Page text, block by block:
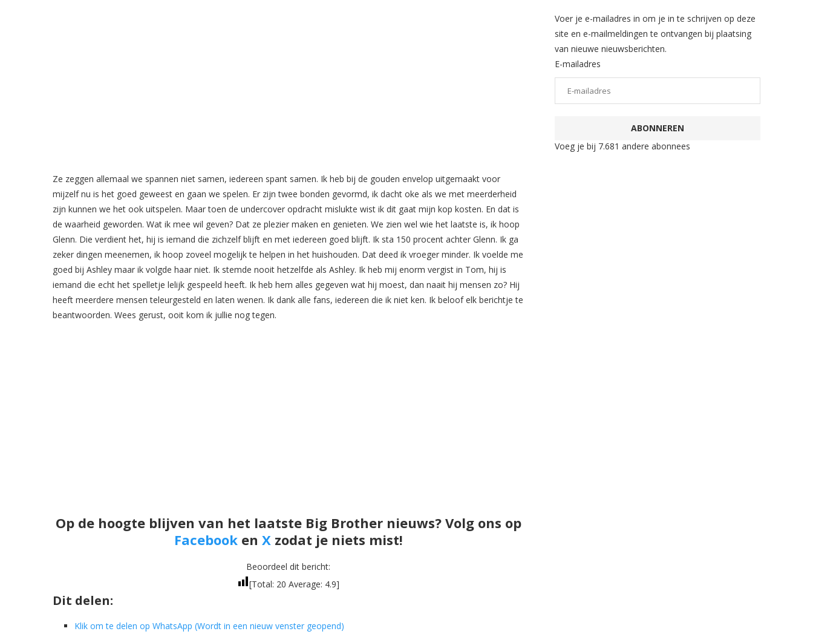
Ze zeggen allemaal we spannen niet samen, iedereen spant samen. Ik heb bij de gouden envelop uitgemaakt voor
mijzelf nu is het goed geweest en gaan we spelen. Er zijn twee bonden gevormd, ik dacht oke als we met meerderheid
zijn kunnen we het ook uitspelen. Maar toen de undercover opdracht mislukte wist ik dit gaat mijn kop kosten. En dat is
de waarheid geworden. Wat ik mee wil geven? Dat ze plezier maken en genieten. We zien wel wie het laatste is, ik hoop
Glenn. Die verdient het, hij is iemand die zichzelf blijft en met iedereen goed blijft. Ik sta 150 procent achter Glenn. Ik ga
zeker dingen meenemen, ik hoop zoveel mogelijk te helpen in het huishouden. Dat deed ik vroeger minder. Ik voelde me
goed bij Ashley maar ik volgde haar niet. Ik stemde nooit hetzelfde als Ashley. Ik heb mij enorm vergist in Tom, hij is
iemand die echt het spelletje lelijk gespeeld heeft. Ik heb hem alles gegeven wat hij moest, dan naait hij mensen zo? Hij
heeft meerdere mensen teleurgesteld en laten wenen. Ik dank alle fans, iedereen die ik niet ken. Ik beloof elk berichtje te
beantwoorden. Wees gerust, ooit kom ik jullie nog tegen.
Op de hoogte blijven van het laatste Big Brother nieuws? Volg ons op
Facebooken Xzodat je niets mist!
Beoordeel dit bericht:
[Total: 20 Average: 4.9]
Dit delen:
Klik om te delen op WhatsApp (Wordt in een nieuw venster geopend)
Voer je e-mailadres in om je in te schrijven op deze
site en e-mailmeldingen te ontvangen bij plaatsing
van nieuwe nieuwsberichten.
E-mailadres
ABONNEREN
Voeg je bij 7.681 andere abonnees